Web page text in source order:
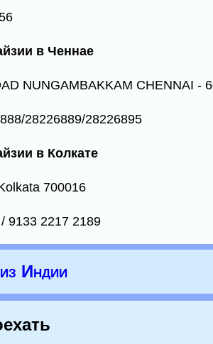
в Ченнае
NUNGAMBAKKAM CHENNAI -
28226889/28226895
в Колкате
700016
9133 2217 2189
Индии